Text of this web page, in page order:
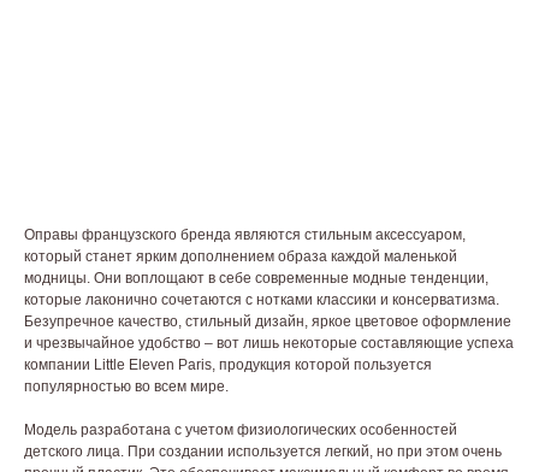
Оправы французского бренда являются стильным аксессуаром,
который станет ярким дополнением образа каждой маленькой
модницы. Они воплощают в себе современные модные тенденции,
которые лаконично сочетаются с нотками классики и консерватизма.
Безупречное качество, стильный дизайн, яркое цветовое оформление
и чрезвычайное удобство – вот лишь некоторые составляющие успеха
компании Little Eleven Paris, продукция которой пользуется
популярностью во всем мире.
Модель разработана с учетом физиологических особенностей
детского лица. При создании используется легкий, но при этом очень